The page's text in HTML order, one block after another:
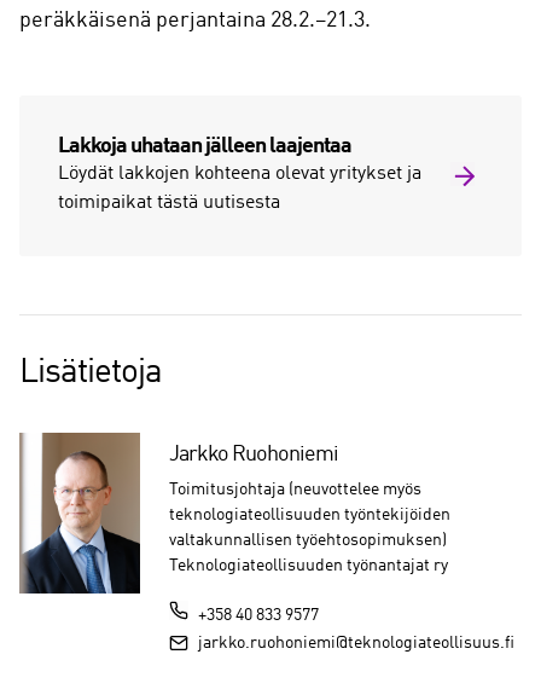
peräkkäisenä perjantaina 28.2.–21.3.
Lakkoja uhataan jälleen laajentaa
Löydät lakkojen kohteena olevat yritykset ja
toimipaikat tästä uutisesta
Lisätietoja
Jarkko Ruohoniemi
Toimitusjohtaja (neuvottelee myös
teknologiateollisuuden työntekijöiden
valtakunnallisen työehtosopimuksen)
Teknologiateollisuuden työnantajat ry
+358 40 833 9577
jarkko.ruohoniemi@teknologiateollisuus.fi